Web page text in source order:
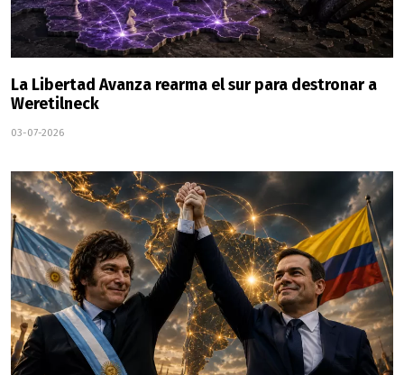
La Libertad Avanza rearma el sur para destronar a
Weretilneck
03-07-2026